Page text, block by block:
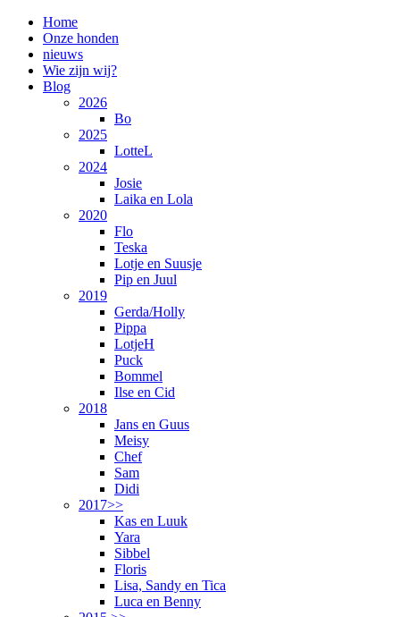
Home
Onze honden
nieuws
Wie zijn wij?
Blog
2026
Bo
2025
LotteL
2024
Josie
Laika en Lola
2020
Flo
Teska
Lotje en Suusje
Pip en Juul
2019
Gerda/Holly
Pippa
LotjeH
Puck
Bommel
Ilse en Cid
2018
Jans en Guus
Meisy
Chef
Sam
Didi
2017>>
Kas en Luuk
Yara
Sibbel
Floris
Lisa, Sandy en Tica
Luca en Benny